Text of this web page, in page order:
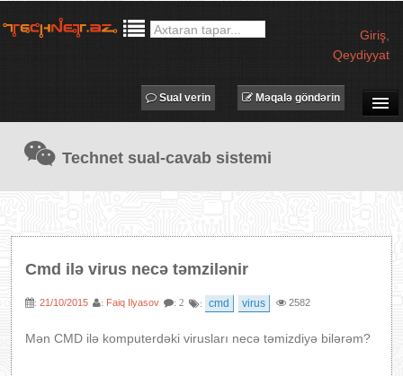
Giriş
Qeydiyyat
TECHNET TV
MƏQALƏLƏR
PROQRAMLAR
AVADANLIQLAR
IT LÜĞƏT
Məqalə göndərin
Sual verin
Technet sual-cavab sistemi
Cmd ilə virus necə təmzilənir
: 21/10/2015 : Faiq Ilyasov : 2 : cmd virus 2582
Mən CMD ilə komputerdəki virusları necə təmizdiyə bilərəm?